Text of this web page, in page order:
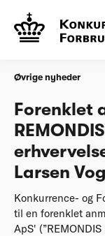
Forside
A/S
Øvrige nyheder
Forenklet
Larsen
Konkurrence- og
til en forenklet
ApS'